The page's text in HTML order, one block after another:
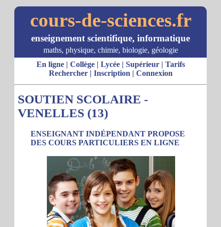
cours-de-sciences.fr
enseignement scientifique, informatique
maths, physique, chimie, biologie, géologie
En ligne| Collège| Lycée| Supérieur| Tarifs
Rechercher| Inscription | Connexion
SOUTIEN SCOLAIRE -
VENELLES (13)
ENSEIGNANT INDÉPENDANT PROPOSE
DES COURS PARTICULIERS EN LIGNE